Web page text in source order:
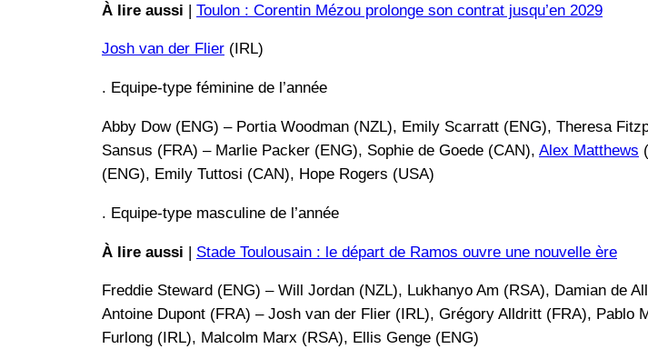
À lire aussi | Toulon : Corentin Mézou prolonge son contrat jusqu’en 2029
Josh van der Flier (IRL)
. Equipe-type féminine de l’année
Abby Dow (ENG) – Portia Woodman (NZL), Emily Scarratt (ENG), Theresa
Sansus (FRA) – Marlie Packer (ENG), Sophie de Goede (CAN), Alex Matthews
(ENG), Emily Tuttosi (CAN), Hope Rogers (USA)
. Equipe-type masculine de l’année
À lire aussi | Stade Toulousain : le départ de Ramos ouvre une nouvelle ère
Freddie Steward (ENG) – Will Jordan (NZL), Lukhanyo Am (RSA), Damian de
Antoine Dupont (FRA) – Josh van der Flier (IRL), Grégory Alldritt (FRA), Pablo
Furlong (IRL), Malcolm Marx (RSA), Ellis Genge (ENG)